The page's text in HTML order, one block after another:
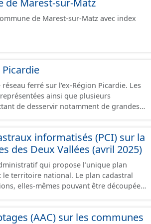
de Marest-sur-Matz avec index
Picardie
ferré sur l'ex-Région Picardie. Les
ainsi que plusieurs
de desservir notamment de grandes
informatisés (PCI) sur la
des Deux Vallées (avril 2025)
qui propose l’unique plan
territoire national. Le plan cadastral
elles-mêmes pouvant être découpées
un même propriétaire. Le plan cadastral
(AAC) sur les communes